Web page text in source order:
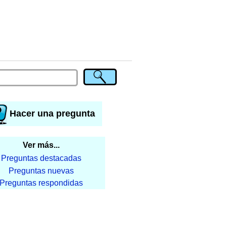
Hacer una pregunta
Ver más...
Preguntas destacadas
Preguntas nuevas
Preguntas respondidas